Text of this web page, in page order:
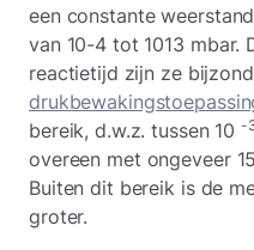
een constante
van 10-4 tot 1013 mbar.
reactietijd zijn ze
bereik, d.w.z. tussen 10 -
overeen met ongeveer
Buiten dit bereik is de
groter.